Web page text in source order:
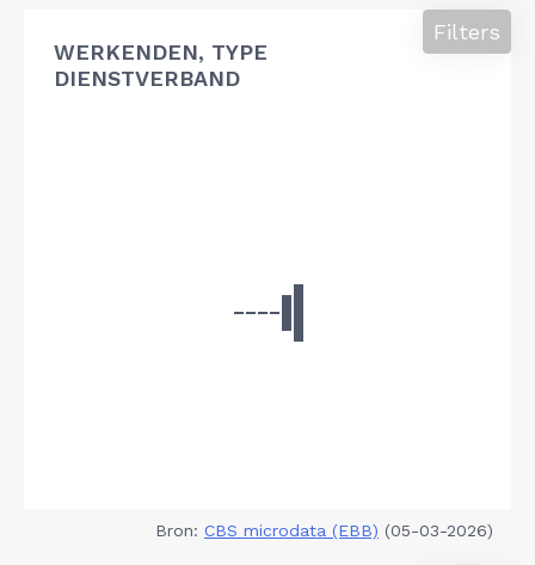
WERKENDEN, TYPE
DIENSTVERBAND
Filters
Bron: CBS microdata (EBB) (05-03-2026)